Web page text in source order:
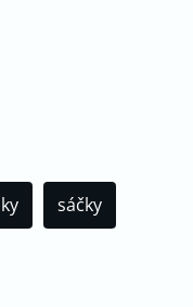
sáčky